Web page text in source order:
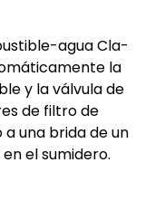
agua Cla-
la
y la válvula de
de filtro de
una brida de un
el sumidero.